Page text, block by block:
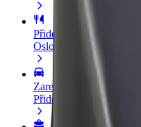
Přidejte restauraci nebo
Oslovte více zákazníků
Zaregistrujte se jako
Přidejte svou flotilu k